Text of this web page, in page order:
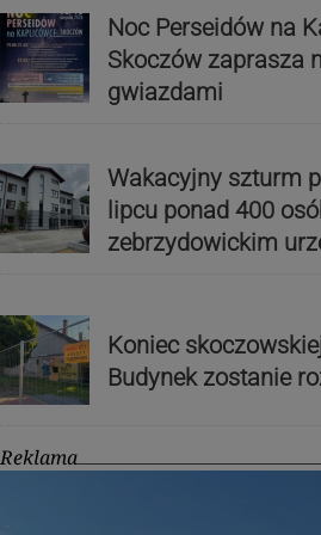
Noc Perseidów na
Skoczów zaprasza
gwiazdami
Wakacyjny szturm
lipcu ponad 400
zebrzydowickim
Koniec
Budynek zostanie
Reklama